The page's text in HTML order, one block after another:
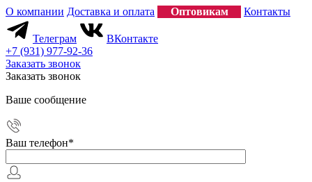
О компании Доставка и оплата Оптовикам Контакты
Телеграм
ВКонтакте
+7 (931) 977-92-36
Заказать звонок
Заказать звонок
Ваше сообщение
Ваш телефон*